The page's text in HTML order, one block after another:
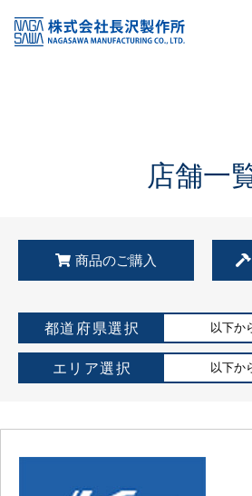
KSS加盟店・取扱店情報
店舗一覧
店舗一
商品のご購入
都道府県選択 以下か
エリア選択 以下か